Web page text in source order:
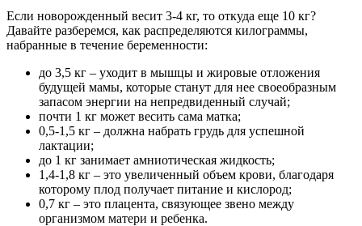
Если новорожденный весит 3-4 кг, то откуда еще 10 кг?
Давайте разберемся, как распределяются килограммы,
набранные в течение беременности:
до 3,5 кг – уходит в мышцы и жировые отложения
будущей мамы, которые станут для нее своеобразным
запасом энергии на непредвиденный случай;
почти 1 кг может весить сама матка;
0,5-1,5 кг – должна набрать грудь для успешной
лактации;
до 1 кг занимает амниотическая жидкость;
1,4-1,8 кг – это увеличенный объем крови, благодаря
которому плод получает питание и кислород;
0,7 кг – это плацента, связующее звено между
организмом матери и ребенка.